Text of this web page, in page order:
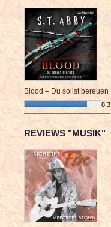
Blood – Du sollst bereuen
8,3
¯¯¯¯¯¯¯¯¯¯¯¯¯¯¯¯¯¯¯¯¯¯¯¯
REVIEWS "MUSIK"